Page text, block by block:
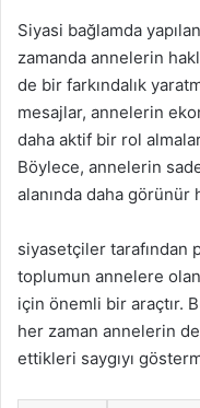
Siyasi bağlamda
zamanda annelerin
de bir farkındalık
mesajlar, annelerin
daha aktif bir rol
Böylece, annelerin
alanında daha
siyasetçiler tarafından
toplumun annelere
için önemli bir araçtır.
her zaman annelerin
ettikleri saygıyı